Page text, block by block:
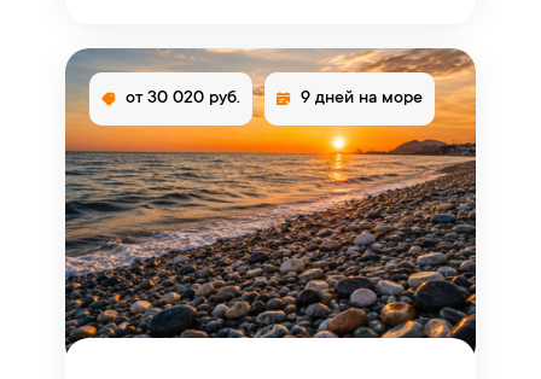
от 30 020 руб. 9 дней на море